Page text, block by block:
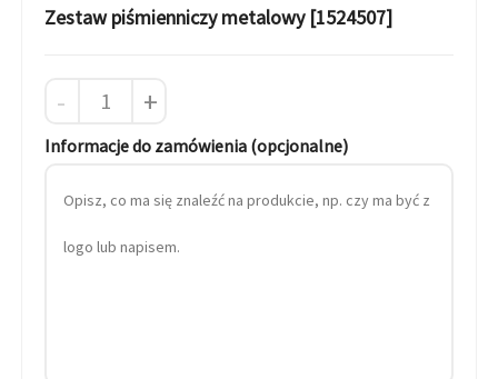
Zestaw piśmienniczy metalowy [1524507]
- +
Informacje do zamówienia (opcjonalne)